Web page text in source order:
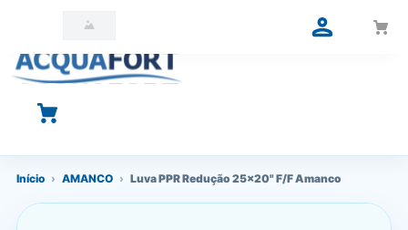
O que você está procurando?
Início › AMANCO › Luva PPR Redução 25x20" F/F Amanco